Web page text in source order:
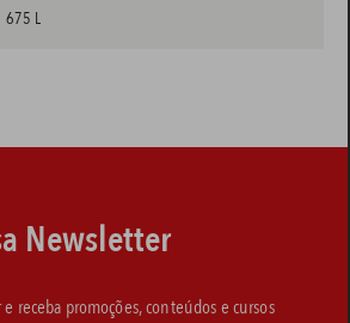
675 L
Newsletter
receba promoções, conteúdos e cursos